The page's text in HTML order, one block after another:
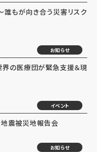
誰もが向き合う災害リスク
お知らせ
界の医療団が緊急支援＆現
イベント
震被災地報告会
お知らせ